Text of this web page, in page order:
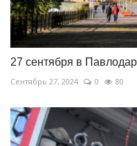
27 сентября в
Сентябрь 27, 2024 0 80